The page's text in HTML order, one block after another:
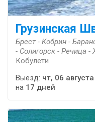
Грузинская
Брест - Кобрин -
- Солигорск - Речица -
Кобулети
Выезд: чт, 06
на 17 дней